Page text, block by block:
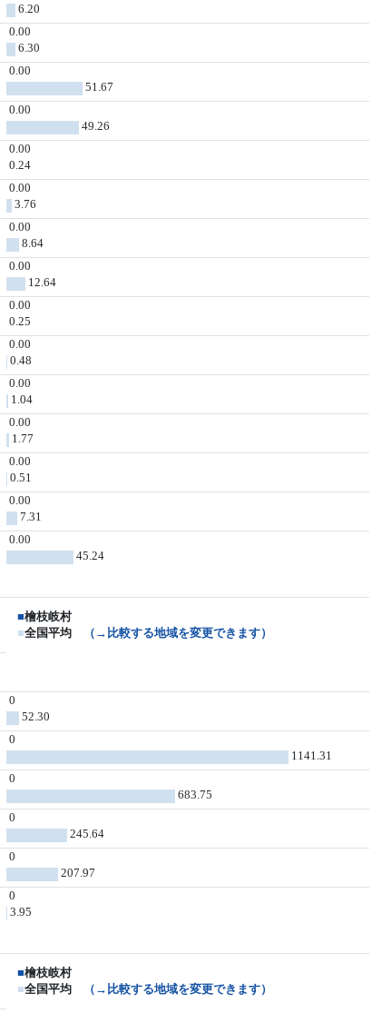
6.20
0.00
6.30
0.00
51.67
0.00
49.26
0.00
0.24
0.00
3.76
0.00
8.64
0.00
12.64
0.00
0.25
0.00
0.48
0.00
1.04
0.00
1.77
0.00
0.51
0.00
7.31
0.00
45.24
■檜枝岐村
■全国平均 （→比較する地域を変更できます）
0
52.30
0
1141.31
0
683.75
0
245.64
0
207.97
0
3.95
■檜枝岐村
■全国平均 （→比較する地域を変更できます）